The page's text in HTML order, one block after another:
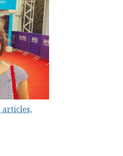
articles,